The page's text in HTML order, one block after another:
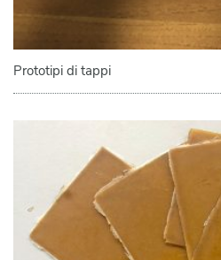
Prototipi di tappi